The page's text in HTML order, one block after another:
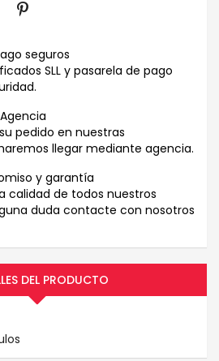
seguros
SLL y pasarela de pago
pedido en nuestras
llegar mediante agencia.
y garantía
calidad de todos nuestros
duda contacte con nosotros
DEL PRODUCTO